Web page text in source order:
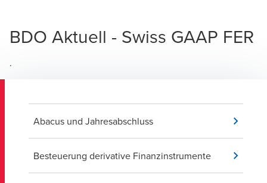
BDO Aktuell - Swiss GAAP FER
.
Abacus und Jahresabschluss
Besteuerung derivative Finanzinstrumente